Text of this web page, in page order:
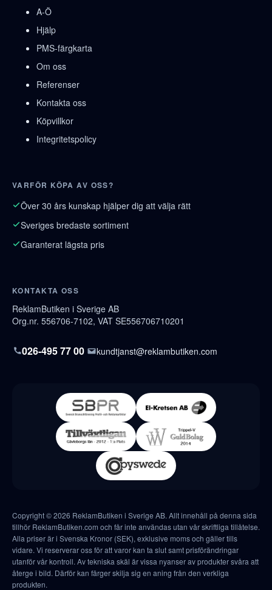
A-Ö
Hjälp
PMS-färgkarta
Om oss
Referenser
Kontakta oss
Köpvillkor
Integritetspolicy
VARFÖR KÖPA AV OSS?
Över 30 års kunskap hjälper dig att välja rätt
Sveriges bredaste sortiment
Garanterat lägsta pris
KONTAKTA OSS
ReklamButiken i Sverige AB
Org.nr. 556706-7102, VAT SE556706710201
026-495 77 00 kundtjanst@reklambutiken.com
Copyright © 2026 ReklamButiken i Sverige AB. Allt innehåll på denna sida
tillhör ReklamButiken.com och får inte användas utan vår skriftliga tillåtelse.
Alla priser är i Svenska Kronor (SEK), exklusive moms och gäller tills
vidare. Vi reserverar oss för att varor kan ta slut samt prisförändringar
utanför vår kontroll. Av tekniska skäl är vissa nyanser av produkter svåra att
återge i bild. Därför kan färger skilja sig en aning från den verkliga
produkten.